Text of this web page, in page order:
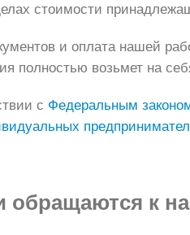
стоимости
и оплата нашей
полностью возьмет на
с Федеральным
обращаются к